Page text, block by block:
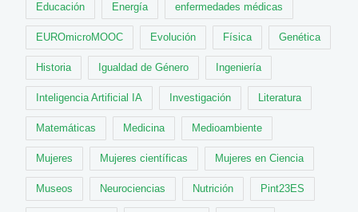
Educación Energía enfermedades médicas
EUROmicroMOOC Evolución Física Genética
Historia Igualdad de Género Ingeniería
Inteligencia Artificial IA Investigación Literatura
Matemáticas Medicina Medioambiente
Mujeres Mujeres científicas Mujeres en Ciencia
Museos Neurociencias Nutrición Pint23ES